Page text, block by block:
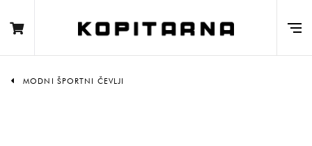
MODNI ŠPORTNI ČEVLJI